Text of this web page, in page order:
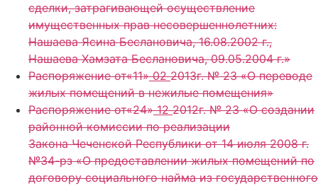
сделки, затрагивающей осуществление
имущественных прав несовершеннолетних:
Нашаева Ясина Беслановича, 16.08.2002 г.,
Нашаева Хамзата Беслановича, 09.05.2004 г.»
Распоряжение от«11»022013г. № 23 «О переводе
жилых помещений в нежилые помещения»
Распоряжение от«24»122012г. № 23 «О создании
районной комиссии по реализации
Закона Чеченской Республики от 14 июля 2008 г.
№34-рз «О предоставлении жилых помещений по
договору социального найма из государственного